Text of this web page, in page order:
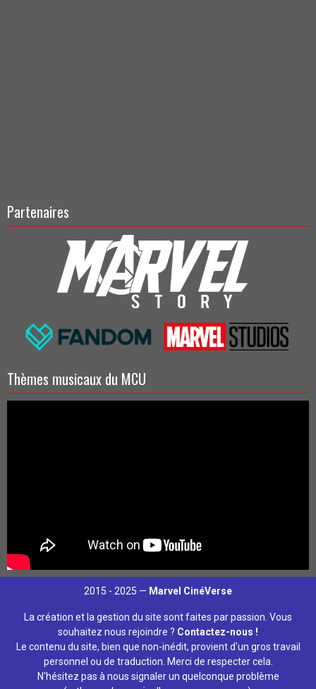
Partenaires
Thèmes musicaux du MCU
2015 - 2025 — Marvel CinéVerse
La création et la gestion du site sont faites par passion. Vous
souhaitez nous rejoindre ? Contactez-nous !
Le contenu du site, bien que non-inédit, provient d'un gros travail
personnel ou de traduction. Merci de respecter cela.
N'hésitez pas à nous signaler un quelconque problème